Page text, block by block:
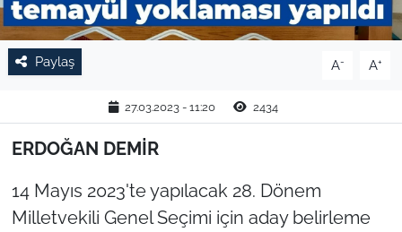
Paylaş A- A+
27.03.2023 - 11:20 2434
ERDOĞAN DEMİR
14 Mayıs 2023'te yapılacak 28. Dönem
Milletvekili Genel Seçimi için aday belirleme
RESMİ İLAN
SPOR
YAŞAM
TEKİRDAĞ